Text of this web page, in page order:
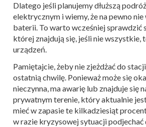
Dlatego jeśli planujemy dłuższą
elektrycznym i wiemy, że na pewno
baterii. To warto wcześniej sprawdzić
której znajdują się, jeśli nie wszystkie,
urządzeń.
Pamiętajcie, żeby nie zjeżdżać do
ostatnią chwilę. Ponieważ może się
nieczynna, ma awarię lub znajduje się
prywatnym terenie, który aktualnie
mieć w zapasie te kilkadziesiąt
w razie kryzysowej sytuacji podjechać